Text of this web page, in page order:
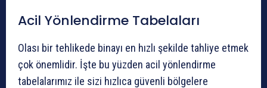
Acil Yönlendirme Tabelaları
Olası bir tehlikede binayı en hızlı şekilde tahliye etmek
çok önemlidir. İşte bu yüzden acil yönlendirme
tabelalarımız ile sizi hızlıca güvenli bölgelere